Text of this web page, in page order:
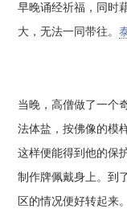
早晚诵经祈福，同时
大，无法一同带往。
当晚，高僧做了一个
法体盐，按佛像的模
这样便能得到他的保
制作牌佩戴身上。到
区的情况便好转起来。